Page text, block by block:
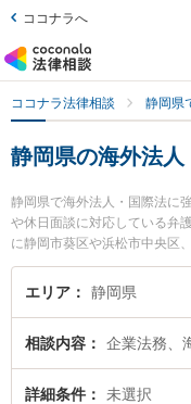
ココナラへ
ココナラ法律相談 静岡県
静岡県の海外法
静岡県で海外法人・国際法に
や休日面談に対応している弁
に静岡市葵区や浜松市中央区
す。企業法務に関係する顧問
用契約書・就業規則作成等の
弁護士のプロフィール情報や
岡県で土日や夜間に発生した
相談したい』『海外法人・国
エリア 静岡県
相談内容 企業法務、
詳細条件 未選択